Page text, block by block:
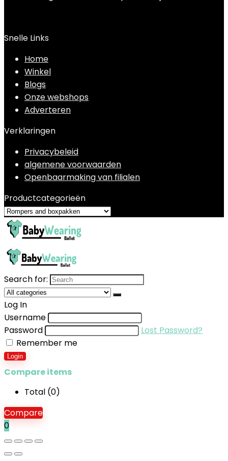
Snelle Links
Home
Winkel
Blogs
Onze webshops
Adverteren
Verklaringen
Privacybeleid
algemene voorwaarden
Openbaarmaking van filialen
Productcategorieën
Search for:
Log In
Username
Password
Lost Password?
Remember me
Login
Compare items
Total (0)
Compare
0